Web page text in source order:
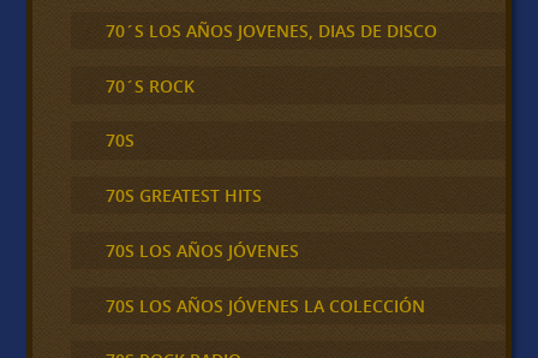
70´S LOS AÑOS JOVENES, DIAS DE DISCO
70´S ROCK
70S
70S GREATEST HITS
70S LOS AÑOS JÓVENES
70S LOS AÑOS JÓVENES LA COLECCIÓN